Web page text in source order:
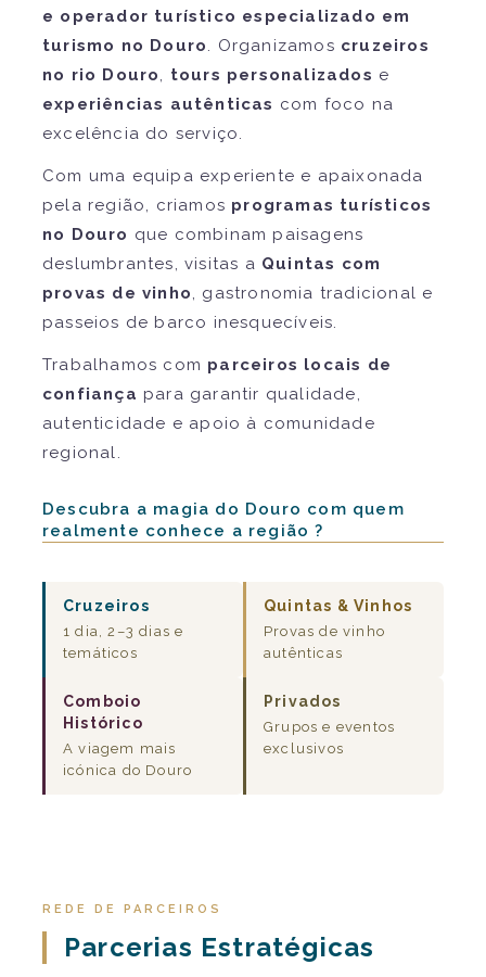
e operador turístico especializado em
turismo no Douro. Organizamos cruzeiros
no rio Douro, tours personalizados e
experiências autênticas com foco na
excelência do serviço.
Com uma equipa experiente e apaixonada
pela região, criamos programas turísticos
no Douro que combinam paisagens
deslumbrantes, visitas a Quintas com
provas de vinho, gastronomia tradicional e
passeios de barco inesquecíveis.
Trabalhamos com parceiros locais de
confiança para garantir qualidade,
autenticidade e apoio à comunidade
regional.
Descubra a magia do Douro com quem
realmente conhece a região ?
Cruzeiros
1 dia, 2–3 dias e
temáticos
Quintas & Vinhos
Provas de vinho
autênticas
Comboio
Histórico
A viagem mais
icónica do Douro
Privados
Grupos e eventos
exclusivos
REDE DE PARCEIROS
Parcerias Estratégicas